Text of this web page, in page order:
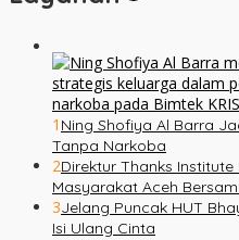
1 Ning Shofiya Al Barra
Tanpa Narkoba
2Direktur Thanks
Masyarakat Aceh
3Jelang Puncak HUT
Isi Ulang Cinta